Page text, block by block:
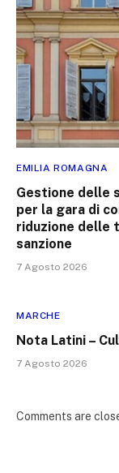
EMILIA ROMAGNA
Gestione delle
per la gara di
riduzione delle
sanzione
7 Agosto 2026
MARCHE
Nota Latini –
7 Agosto 2026
Comments are